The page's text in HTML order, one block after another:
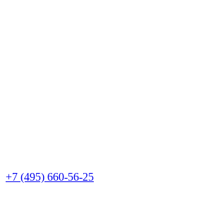
+7 (495) 660-56-25